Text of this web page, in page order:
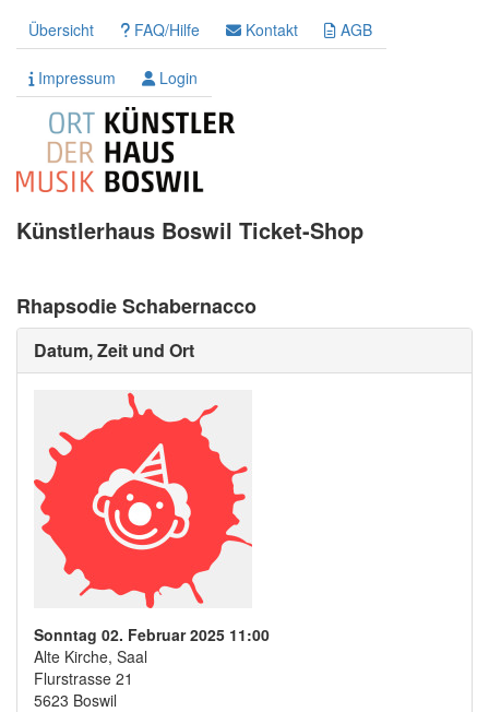
Übersicht FAQ/Hilfe Kontakt AGB
Impressum Login
Künstlerhaus Boswil Ticket-Shop
Rhapsodie Schabernacco
Datum, Zeit und Ort
Sonntag 02. Februar 2025 11:00
Alte Kirche, Saal
Flurstrasse 21
5623 Boswil